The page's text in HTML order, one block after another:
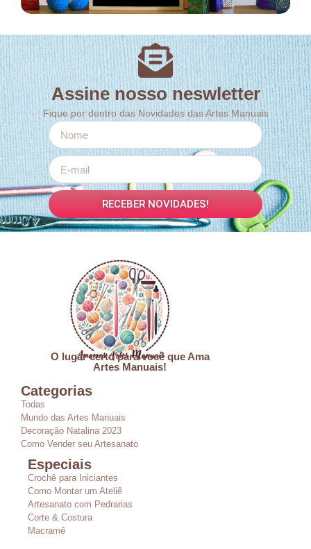
Assine nosso neswletter
Fique por dentro das Novidades das Artes Manuais
RECEBER NOVIDADES!
O lugar certo para você que Ama
Artes Manuais!
Categorias
Todas
Mundo das Artes Manuais
Decoração Natalina 2023
Como Vender seu Artesanato
Especiais
Crochê para Iniciantes
Como Montar um Ateliê
Artesanato com Pedrarias
Corte & Costura
Macramê